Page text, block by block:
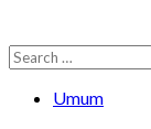
Search
for:
Umum